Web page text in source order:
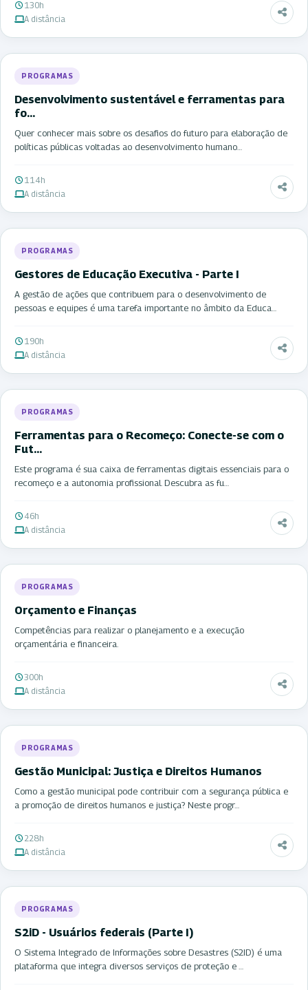
130h
A distância
PROGRAMAS
Desenvolvimento sustentável e ferramentas para
fo…
Quer conhecer mais sobre os desafios do futuro para elaboração de
políticas públicas voltadas ao desenvolvimento humano…
114h
A distância
PROGRAMAS
Gestores de Educação Executiva - Parte I
A gestão de ações que contribuem para o desenvolvimento de
pessoas e equipes é uma tarefa importante no âmbito da Educa…
190h
A distância
PROGRAMAS
Ferramentas para o Recomeço: Conecte-se com o
Fut…
Este programa é sua caixa de ferramentas digitais essenciais para o
recomeço e a autonomia profissional. Descubra as fu…
46h
A distância
PROGRAMAS
Orçamento e Finanças
Competências para realizar o planejamento e a execução
orçamentária e financeira.
300h
A distância
PROGRAMAS
Gestão Municipal: Justiça e Direitos Humanos
Como a gestão municipal pode contribuir com a segurança pública e
a promoção de direitos humanos e justiça? Neste progr…
228h
A distância
PROGRAMAS
S2iD - Usuários federais (Parte I)
O Sistema Integrado de Informações sobre Desastres (S2ID) é uma
plataforma que integra diversos serviços de proteção e …